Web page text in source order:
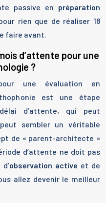
passive en préparation
rien que de réaliser 18
faire avant.
d’attente pour une
?
une évaluation en
est une étape
d’attente, qui peut
sembler un véritable
de « parent-architecte »
d’attente ne doit pas
observation active et de
allez devenir le meilleur